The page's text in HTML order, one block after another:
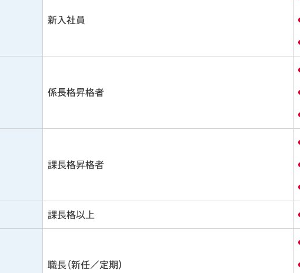
新入社員
係長格昇格者
課長格昇格者
課長格以上
職長（新任／定期）